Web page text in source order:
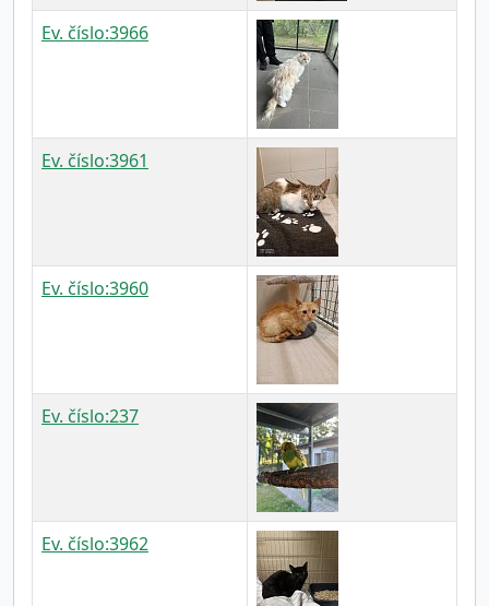
Ev. číslo:3966
Ev. číslo:3961
Ev. číslo:3960
Ev. číslo:237
Ev. číslo:3962